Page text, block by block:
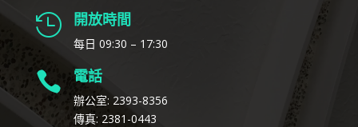
 開放時間
每日 09:30 – 17:30
 電話
辦公室: 2393-8356
傳真: 2381-0443